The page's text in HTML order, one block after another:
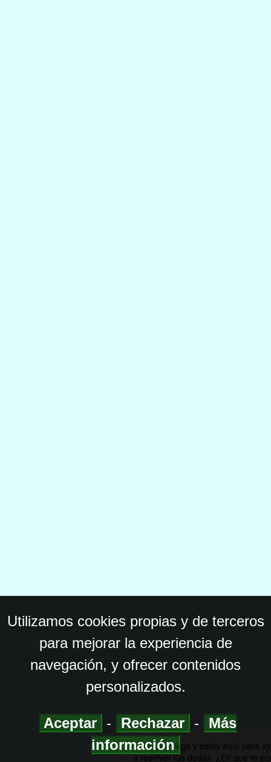
Utilizamos cookies propias y de terceros
para mejorar la experiencia de
navegación, y ofrecer contenidos
personalizados.
Aceptar - Rechazar -
Más
información